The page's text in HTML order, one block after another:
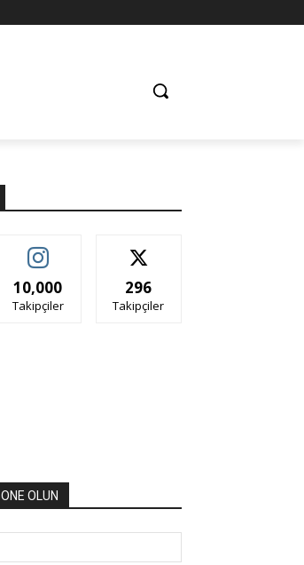
10,000
Takipçiler
296
Takipçiler
OLUN